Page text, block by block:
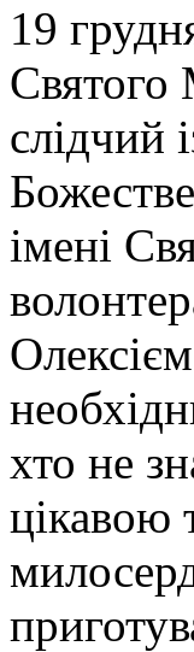
19
Святого
слідчий
імені
хто не
цікавою